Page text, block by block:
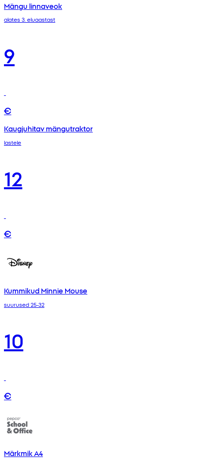
Mängu linnaveok
alates 3. eluaastast
9
€
Kaugjuhitav mängutraktor
lastele
12
€
Kummikud Minnie Mouse
suurused 25-32
10
€
Märkmik A4